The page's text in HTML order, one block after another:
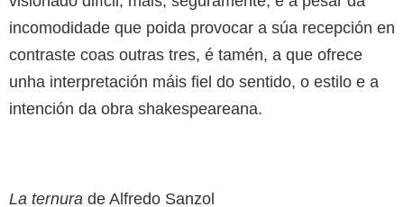
incomodidade que poida provocar a súa recepción en
contraste coas outras tres, é tamén, a que ofrece
unha interpretación máis fiel do sentido, o estilo e a
intención da obra shakespeareana.
La ternura de Alfredo Sanzol